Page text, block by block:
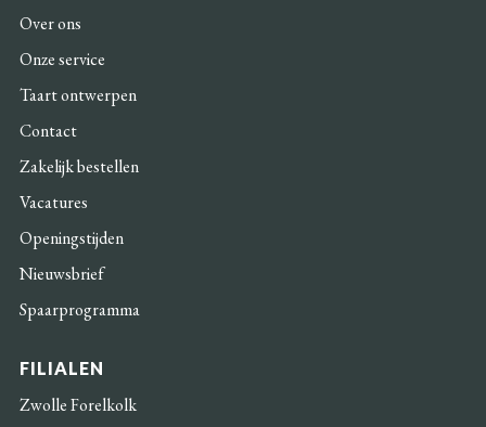
Over ons
Onze service
Taart ontwerpen
Contact
Zakelijk bestellen
Vacatures
Openingstijden
Nieuwsbrief
Spaarprogramma
FILIALEN
Zwolle Forelkolk